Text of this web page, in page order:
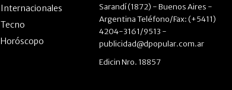
Internacionales
Tecno
Horóscopo
Sarandí (1872) - Buenos Aires -
Argentina Teléfono/Fax: (+5411)
4204-3161/9513 -
publicidad@dpopular.com.ar
Edicin Nro. 18857